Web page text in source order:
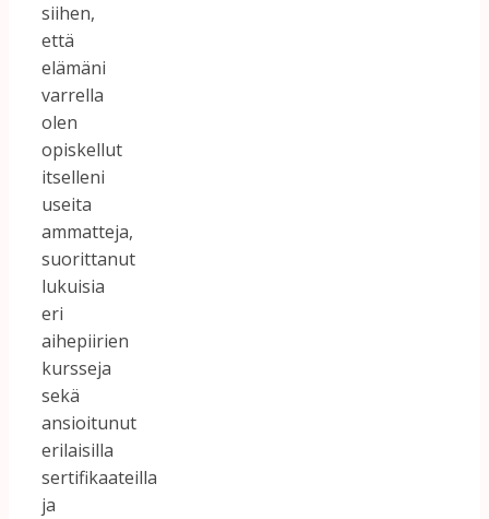
siihen,
että
elämäni
varrella
olen
opiskellut
itselleni
useita
ammatteja,
suorittanut
lukuisia
eri
aihepiirien
kursseja
sekä
ansioitunut
erilaisilla
sertifikaateilla
ja